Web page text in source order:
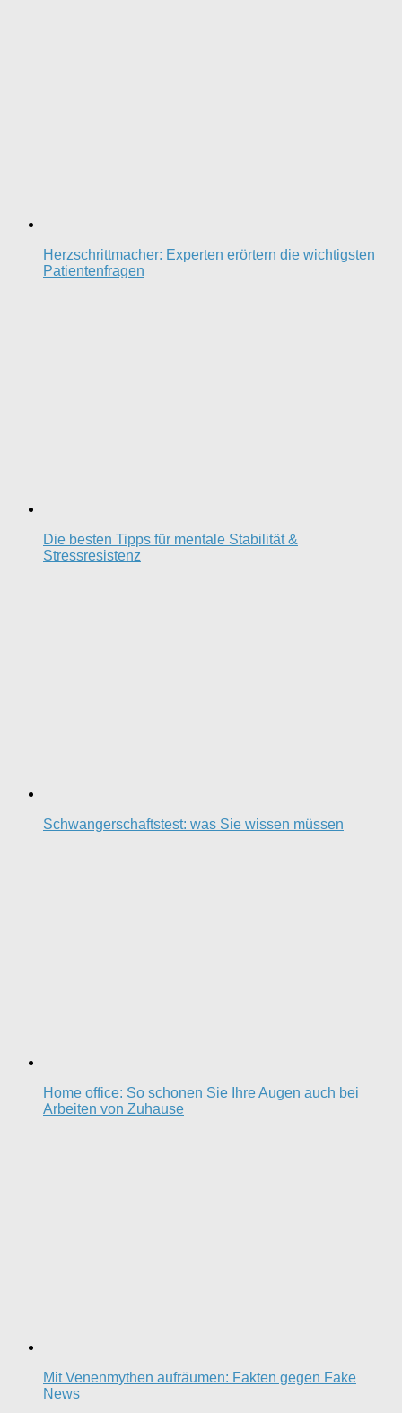
Herzschrittmacher: Experten erörtern die wichtigsten
Patientenfragen
Die besten Tipps für mentale Stabilität &
Stressresistenz
Schwangerschaftstest: was Sie wissen müssen
Home office: So schonen Sie Ihre Augen auch bei
Arbeiten von Zuhause
Mit Venenmythen aufräumen: Fakten gegen Fake
News